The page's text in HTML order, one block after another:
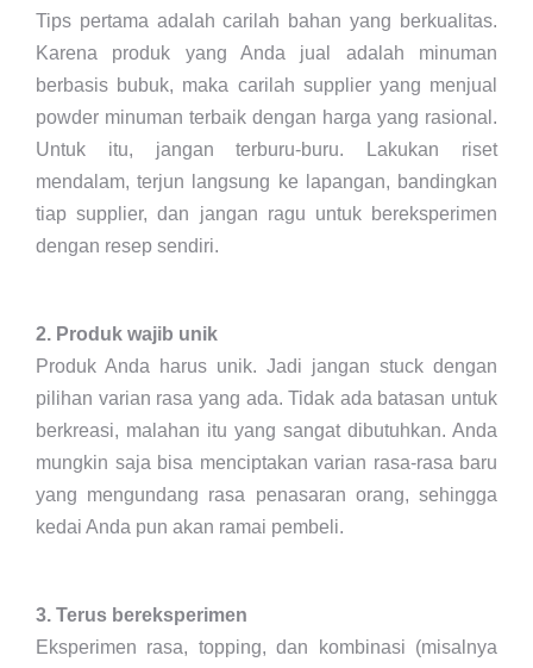
Tips pertama adalah carilah bahan yang berkualitas.
Karena produk yang Anda jual adalah minuman
berbasis bubuk, maka carilah supplier yang menjual
powder minuman terbaik dengan harga yang rasional.
Untuk itu, jangan terburu-buru. Lakukan riset
mendalam, terjun langsung ke lapangan, bandingkan
tiap supplier, dan jangan ragu untuk bereksperimen
dengan resep sendiri.
2. Produk wajib unik
Produk Anda harus unik. Jadi jangan stuck dengan
pilihan varian rasa yang ada. Tidak ada batasan untuk
berkreasi, malahan itu yang sangat dibutuhkan. Anda
mungkin saja bisa menciptakan varian rasa-rasa baru
yang mengundang rasa penasaran orang, sehingga
kedai Anda pun akan ramai pembeli.
3. Terus bereksperimen
Eksperimen rasa, topping, dan kombinasi (misalnya